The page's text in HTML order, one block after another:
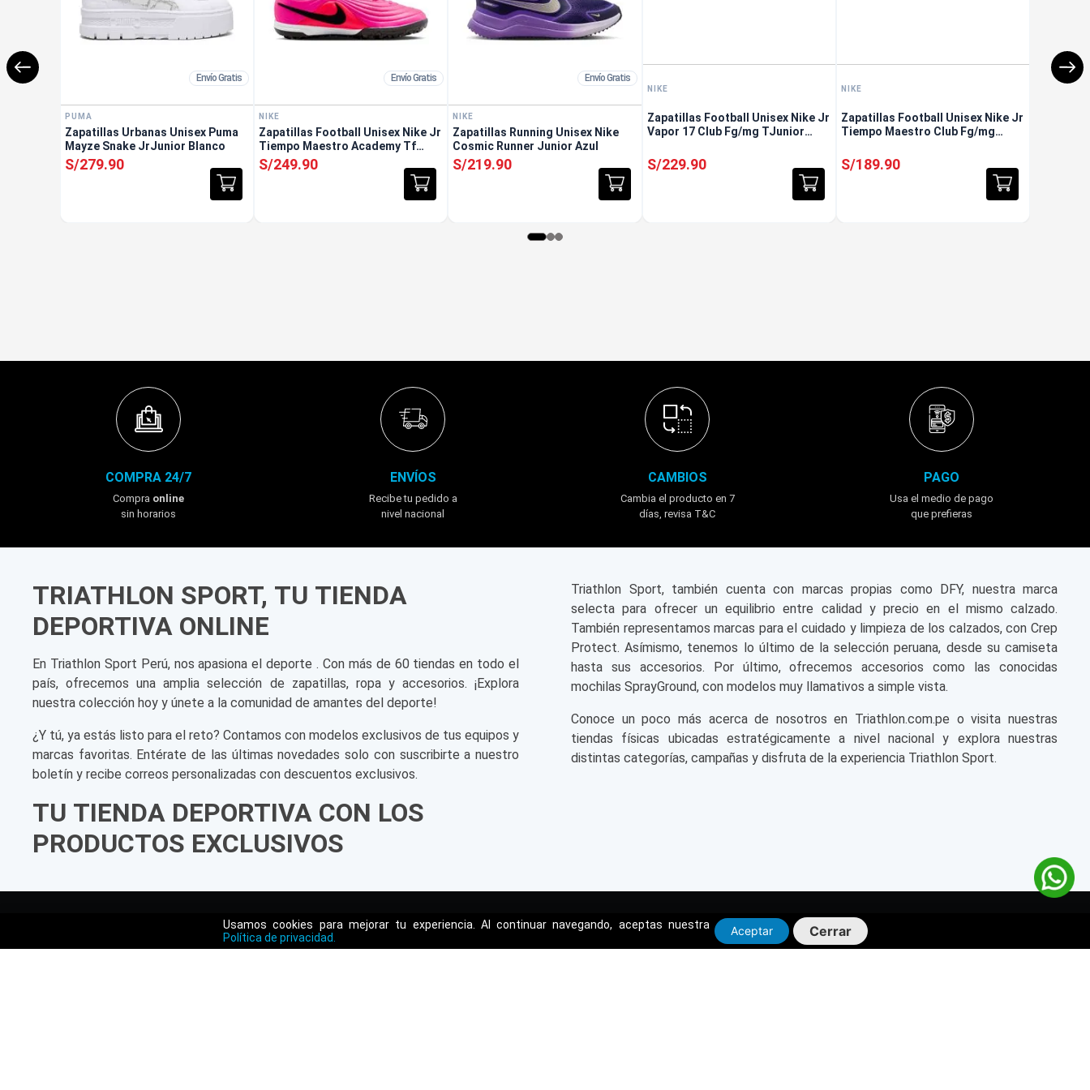
Usamos cookies para mejorar tu experiencia. Al continuar navegando, aceptas nuestra
Política de privacidad.
Aceptar Cerrar
Envío Gratis
PUMA
Zapatillas Urbanas Unisex Puma
Mayze Snake JrJunior Blanco
S/279.90
Envío Gratis
NIKE
Zapatillas Football Unisex Nike Jr
Tiempo Maestro Academy Tf
Junior Rosado
S/249.90
Envío Gratis
NIKE
Zapatillas Running Unisex Nike
Cosmic Runner Junior Azul
S/219.90
NIKE
Zapatillas Football Unisex Nike Jr
Vapor 17 Club Fg/mg TJunior
S/229.90
NIKE
Zapatillas Football Unisex Nike Jr
Tiempo Maestro Club Fg/mg
S/189.90
COMPRA 24/7
Compra online
sin horarios
ENVÍOS
Recibe tu pedido a
nivel nacional
CAMBIOS
Cambia el producto en 7
días, revisa T&C
PAGO
Usa el medio de pago
que prefieras
TRIATHLON SPORT, TU TIENDA
DEPORTIVA ONLINE
En Triathlon Sport Perú, nos apasiona el deporte . Con más de 60 tiendas en todo el
país, ofrecemos una amplia selección de zapatillas, ropa y accesorios. ¡Explora
nuestra colección hoy y únete a la comunidad de amantes del deporte!
¿Y tú, ya estás listo para el reto? Contamos con modelos exclusivos de tus equipos y
marcas favoritas. Entérate de las últimas novedades solo con suscribirte a nuestro
boletín y recibe correos personalizadas con descuentos exclusivos.
TU TIENDA DEPORTIVA CON LOS
PRODUCTOS EXCLUSIVOS
Triathlon Sport, también cuenta con marcas propias como DFY, nuestra marca
selecta para ofrecer un equilibrio entre calidad y precio en el mismo calzado.
También representamos marcas para el cuidado y limpieza de los calzados, con Crep
Protect. Asímismo, tenemos lo último de la selección peruana, desde su camiseta
hasta sus accesorios. Por último, ofrecemos accesorios como las conocidas
mochilas SprayGround, con modelos muy llamativos a simple vista.
Conoce un poco más acerca de nosotros en Triathlon.com.pe o visita nuestras
tiendas físicas ubicadas estratégicamente a nivel nacional y explora nuestras
distintas categorías, campañas y disfruta de la experiencia Triathlon Sport.
SERVICIO AL CLIENTE CONTÁCTANOS
HORARIOS DE